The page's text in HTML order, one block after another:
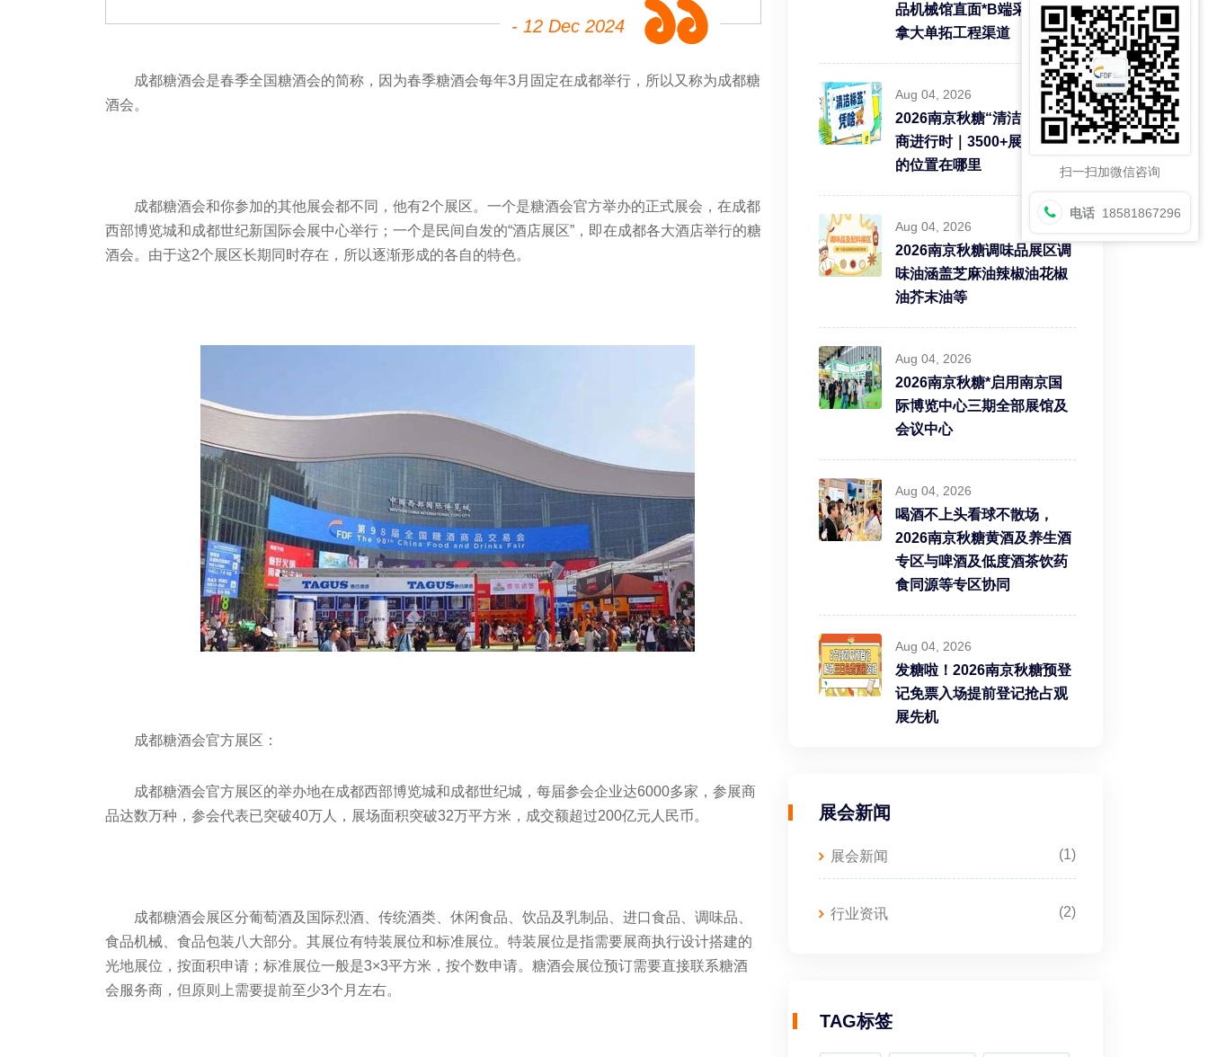
- 12 Dec 2024
成都糖酒会是春季全国糖酒会的简称，因为春季糖酒会每年3月固定在成都举行，所以又称为成都糖
酒会。
成都糖酒会和你参加的其他展会都不同，他有2个展区。一个是糖酒会官方举办的正式展会，在成都
西部博览城和成都世纪新国际会展中心举行；一个是民间自发的“酒店展区”，即在成都各大酒店举行的糖
酒会。由于这2个展区长期同时存在，所以逐渐形成的各自的特色。
成都糖酒会官方展区：
成都糖酒会官方展区的举办地在成都西部博览城和成都世纪城，每届参会企业达6000多家，参展商
品达数万种，参会代表已突破40万人，展场面积突破32万平方米，成交额超过200亿元人民币。
成都糖酒会展区分葡萄酒及国际烈酒、传统酒类、休闲食品、饮品及乳制品、进口食品、调味品、
食品机械、食品包装八大部分。其展位有特装展位和标准展位。特装展位是指需要展商执行设计搭建的
光地展位，按面积申请；标准展位一般是3×3平方米，按个数申请。糖酒会展位预订需要直接联系糖酒
会服务商，但原则上需要提前至少3个月左右。
品机械馆直面*B端采购需求
拿大单拓工程渠道
Aug 04, 2026
2026南京秋糖“清洁标签”招
商进行时｜3500+展商中你
的位置在哪里
Aug 04, 2026
2026南京秋糖调味品展区调
味油涵盖芝麻油辣椒油花椒
油芥末油等
Aug 04, 2026
2026南京秋糖*启用南京国
际博览中心三期全部展馆及
会议中心
Aug 04, 2026
喝酒不上头看球不散场，
2026南京秋糖黄酒及养生酒
专区与啤酒及低度酒茶饮药
食同源等专区协同
Aug 04, 2026
发糖啦！2026南京秋糖预登
记免票入场提前登记抢占观
展先机
展会新闻
展会新闻 (1)
行业资讯 (2)
TAG标签
扫一扫加微信咨询
电话 18581867296